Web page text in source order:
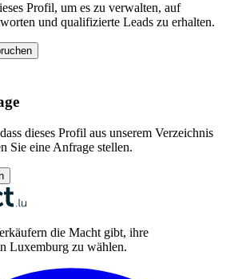
Profil, um es zu verwalten, auf
und qualifizierte Leads zu erhalten.
dieses Profil aus unserem Verzeichnis
Sie eine Anfrage stellen.
die Macht gibt, ihre
Luxemburg zu wählen.